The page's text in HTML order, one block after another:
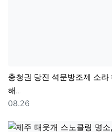
충청권 당진 석문방조제 소라
해…
등록일
08.26